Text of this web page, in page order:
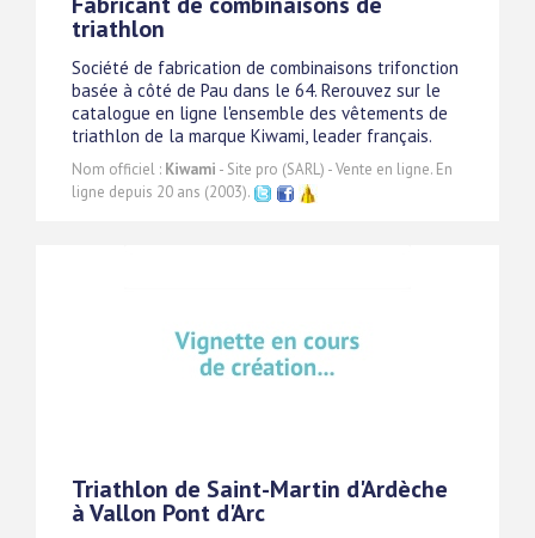
triathlon
Société de fabrication de combinaisons trifonction
basée à côté de Pau dans le 64. Rerouvez sur le
catalogue en ligne l'ensemble des vêtements de
triathlon de la marque Kiwami, leader français.
Nom officiel : Kiwami - Site pro (SARL) - Vente en ligne. En
ligne depuis 20 ans (2003).
Triathlon de Saint-Martin d'Ardèche
à Vallon Pont d'Arc